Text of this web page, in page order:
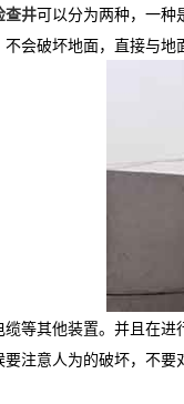
查井可以分为两种，一种
会破坏地面，直接与地
等其他装置。并且在
注意人为的破坏，不